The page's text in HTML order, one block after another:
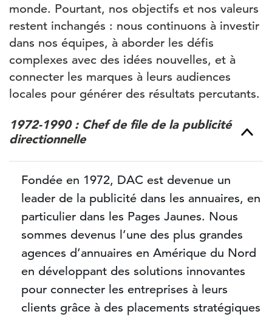
monde. Pourtant, nos objectifs et nos valeurs
restent inchangés : nous continuons à investir
dans nos équipes, à aborder les défis
complexes avec des idées nouvelles, et à
connecter les marques à leurs audiences
locales pour générer des résultats percutants.
1972-1990 : Chef de file de la publicité
directionnelle
Fondée en 1972, DAC est devenue un
leader de la publicité dans les annuaires, en
particulier dans les Pages Jaunes. Nous
sommes devenus l’une des plus grandes
agences d’annuaires en Amérique du Nord
en développant des solutions innovantes
pour connecter les entreprises à leurs
clients grâce à des placements stratégiques